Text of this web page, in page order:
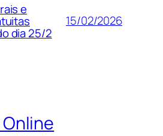
e
dia 25/2
15/02/2026